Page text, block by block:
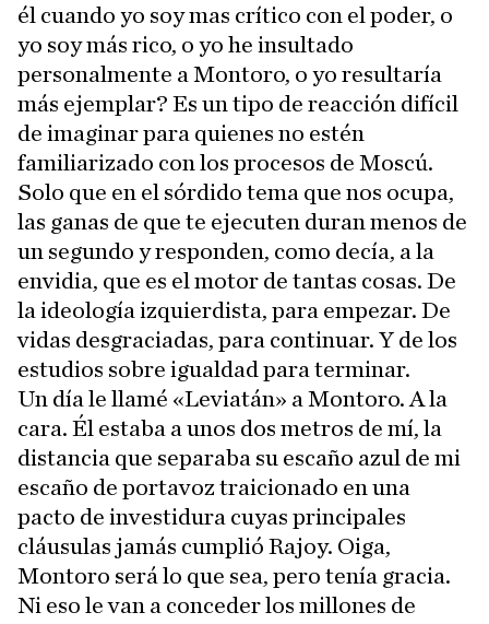
él cuando yo soy mas crítico con el poder, o
yo soy más rico, o yo he insultado
personalmente a Montoro, o yo resultaría
más ejemplar? Es un tipo de reacción difícil
de imaginar para quienes no estén
familiarizado con los procesos de Moscú.
Solo que en el sórdido tema que nos ocupa,
las ganas de que te ejecuten duran menos de
un segundo y responden, como decía, a la
envidia, que es el motor de tantas cosas. De
la ideología izquierdista, para empezar. De
vidas desgraciadas, para continuar. Y de los
estudios sobre igualdad para terminar.
Un día le llamé «Leviatán» a Montoro. A la
cara. Él estaba a unos dos metros de mí, la
distancia que separaba su escaño azul de mi
escaño de portavoz traicionado en una
pacto de investidura cuyas principales
cláusulas jamás cumplió Rajoy. Oiga,
Montoro será lo que sea, pero tenía gracia.
Ni eso le van a conceder los millones de